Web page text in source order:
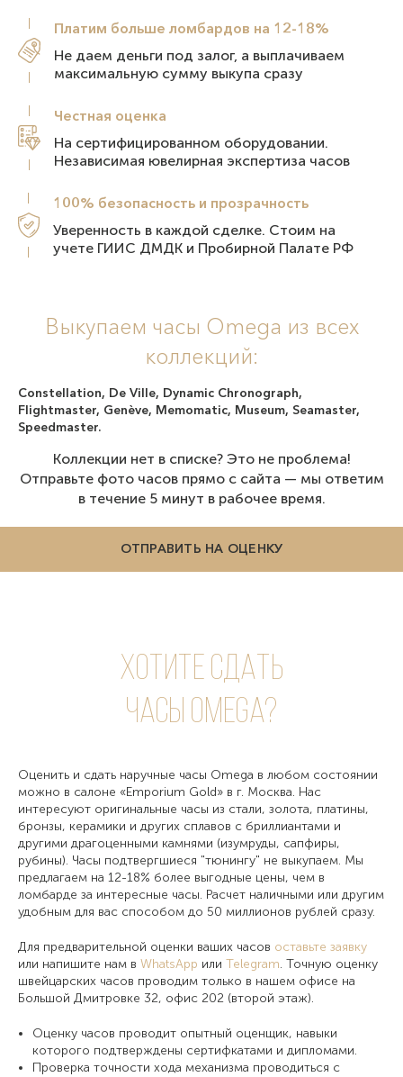
Платим больше ломбардов на 12-18%
Не даем деньги под залог, а выплачиваем
максимальную сумму выкупа сразу
Честная оценка
На сертифицированном оборудовании.
Независимая ювелирная экспертиза часов
100% безопасность и прозрачность
Уверенность в каждой сделке. Стоим на
учете ГИИС ДМДК и Пробирной Палате РФ
Выкупаем часы Omega из всех
коллекций:
Constellation, De Ville, Dynamic Chronograph,
Flightmaster, Genève, Memomatic, Museum, Seamaster,
Speedmaster.
Коллекции нет в списке? Это не проблема!
Отправьте фото часов прямо с сайта — мы ответим
в течение 5 минут в рабочее время.
ОТПРАВИТЬ НА ОЦЕНКУ
Хотите сдать
часы Omega?
Оценить и сдать наручные часы Omega в любом состоянии
можно в салоне «Emporium Gold» в г. Москва. Нас
интересуют оригинальные часы из стали, золота, платины,
бронзы, керамики и других сплавов с бриллиантами и
другими драгоценными камнями (изумруды, сапфиры,
рубины). Часы подтвергшиеся "тюнингу" не выкупаем. Мы
предлагаем на 12-18% более выгодные цены, чем в
ломбарде за интересные часы. Расчет наличными или другим
удобным для вас способом до 50 миллионов рублей сразу.
Для предварительной оценки ваших часов оставьте заявку
или напишите нам в WhatsApp или Telegram. Точную оценку
швейцарских часов проводим только в нашем офисе на
Большой Дмитровке 32, офис 202 (второй этаж).
Оценку часов проводит опытный оценщик, навыки
которого подтверждены сертифкатами и дипломами.
Проверка точности хода механизма проводиться с